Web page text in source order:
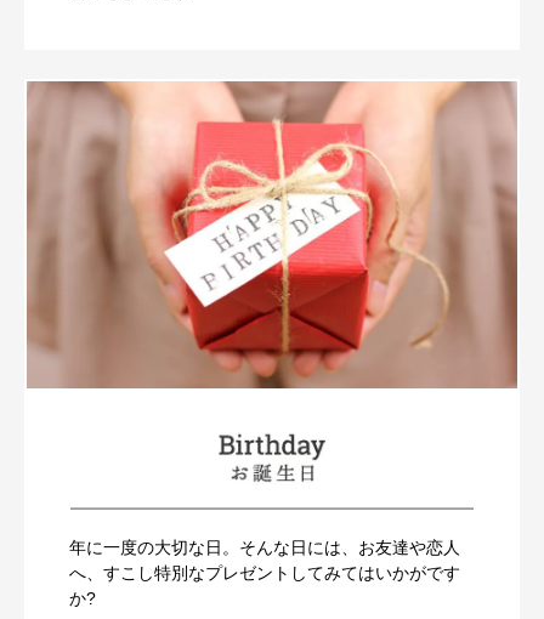
年に一度の大切な日。そんな日には、お友達や恋人
へ、すこし特別なプレゼントしてみてはいかがです
か?